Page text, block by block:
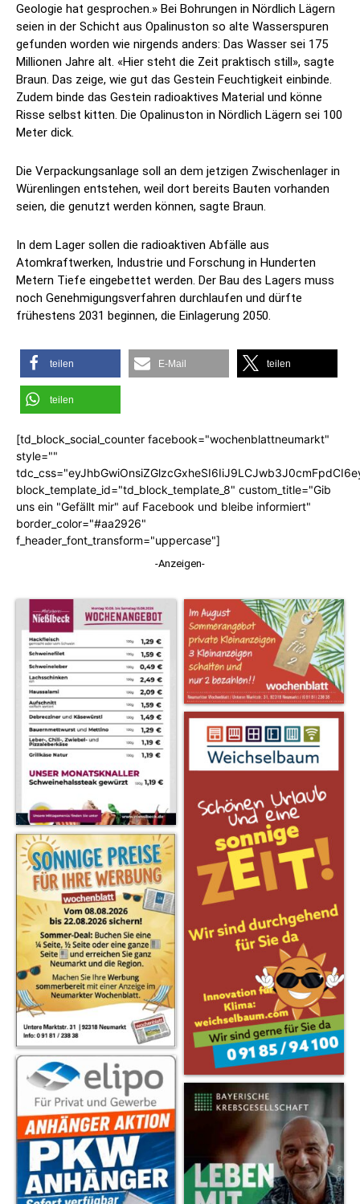
Geologie hat gesprochen.» Bei Bohrungen in Nördlich Lägern
seien in der Schicht aus Opalinuston so alte Wasserspuren
gefunden worden wie nirgends anders: Das Wasser sei 175
Millionen Jahre alt. «Hier steht die Zeit praktisch still», sagte
Braun. Das zeige, wie gut das Gestein Feuchtigkeit einbinde.
Zudem binde das Gestein radioaktives Material und könne
Risse selbst kitten. Die Opalinuston in Nördlich Lägern sei 100
Meter dick.
Die Verpackungsanlage soll an dem jetzigen Zwischenlager in
Würenlingen entstehen, weil dort bereits Bauten vorhanden
seien, die genutzt werden können, sagte Braun.
In dem Lager sollen die radioaktiven Abfälle aus
Atomkraftwerken, Industrie und Forschung in Hunderten
Metern Tiefe eingebettet werden. Der Bau des Lagers muss
noch Genehmigungsverfahren durchlaufen und dürfte
frühestens 2031 beginnen, die Einlagerung 2050.
teilen E-Mail teilen
teilen
[td_block_social_counter facebook="wochenblattneumarkt"
style=""
block_template_id="td_block_template_8" custom_title="Gib
uns ein "Gefällt mir" auf Facebook und bleibe informiert"
border_color="#aa2926"
f_header_font_transform="uppercase"]
-Anzeigen-